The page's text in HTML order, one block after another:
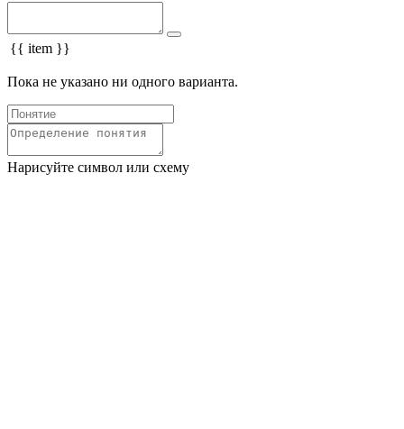
{{ item }}
Пока не указано ни одного варианта.
Нарисуйте символ или схему